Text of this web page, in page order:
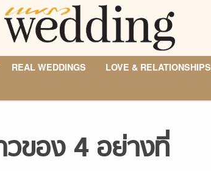
REAL WEDDINGS LOVE & RELATIONSHIPS
วของ 4 อย่างที่